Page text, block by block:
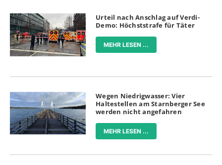
Urteil nach Anschlag auf Verdi-
Demo: Höchststrafe für Täter
MEHR LESEN ...
Wegen Niedrigwasser: Vier
Haltestellen am Starnberger See
werden nicht angefahren
MEHR LESEN ...